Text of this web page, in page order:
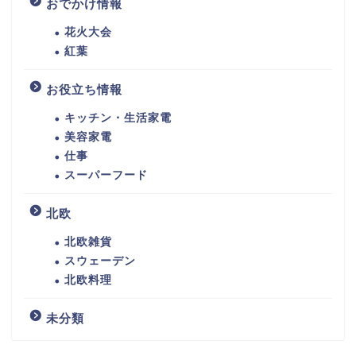
おでかけ情報
花火大会
紅葉
お役立ち情報
キッチン・生活家電
美容家電
仕事
スーパーフード
北欧
北欧雑貨
スウェーデン
北欧料理
未分類